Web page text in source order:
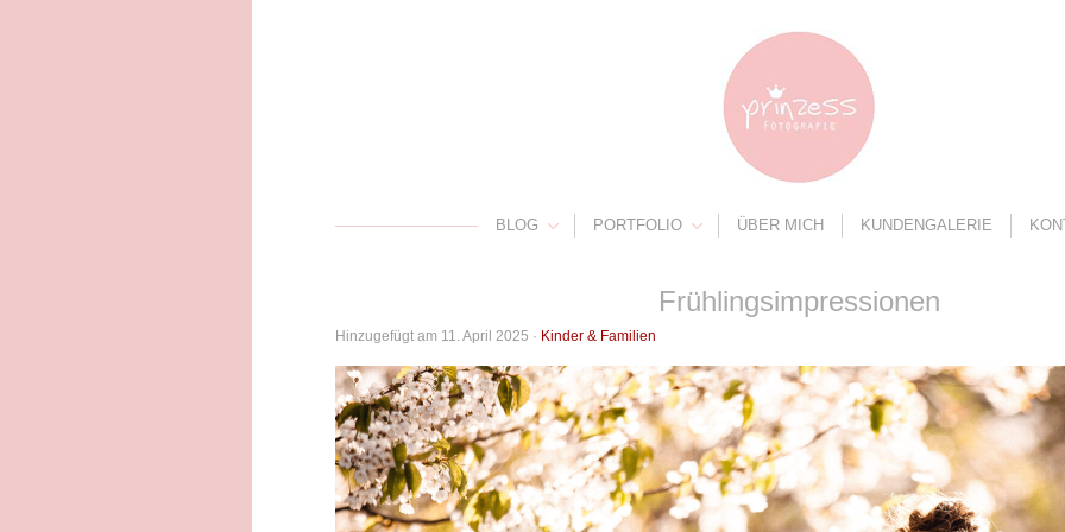
BLOG PORTFOLIO ÜBER MICH KUNDENGALERIE
Frühlingsimpressionen
Hinzugefügt am 11. April 2025 · Kinder & Familien